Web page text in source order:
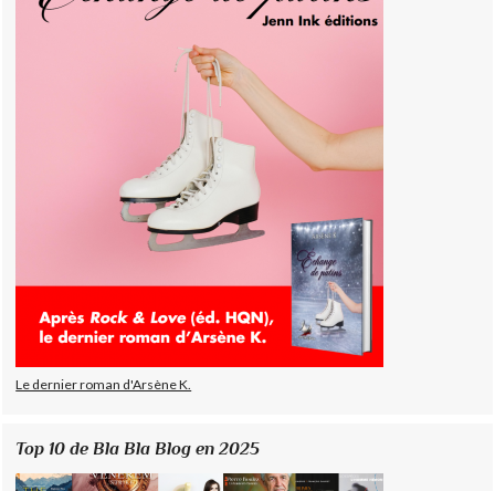
Le dernier roman d'Arsène K.
Top 10 de Bla Bla Blog en 2025